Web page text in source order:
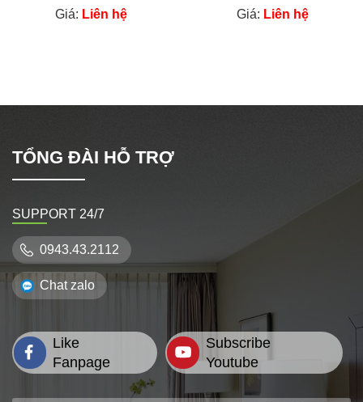
Giá: Liên hệ
Giá: Liên hệ
TỔNG ĐÀI HỖ TRỢ
SUPPORT 24/7
0943.43.2112
Chat zalo
Like
Fanpage
Subscribe
Youtube